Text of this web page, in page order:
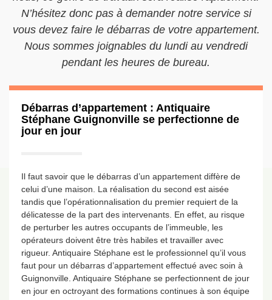
N’hésitez donc pas à demander notre service si
vous devez faire le débarras de votre appartement.
Nous sommes joignables du lundi au vendredi
pendant les heures de bureau.
Débarras d’appartement : Antiquaire
Stéphane Guignonville se perfectionne de
jour en jour
Il faut savoir que le débarras d’un appartement diffère de
celui d’une maison. La réalisation du second est aisée
tandis que l’opérationnalisation du premier requiert de la
délicatesse de la part des intervenants. En effet, au risque
de perturber les autres occupants de l’immeuble, les
opérateurs doivent être très habiles et travailler avec
rigueur. Antiquaire Stéphane est le professionnel qu’il vous
faut pour un débarras d’appartement effectué avec soin à
Guignonville. Antiquaire Stéphane se perfectionnent de jour
en jour en octroyant des formations continues à son équipe